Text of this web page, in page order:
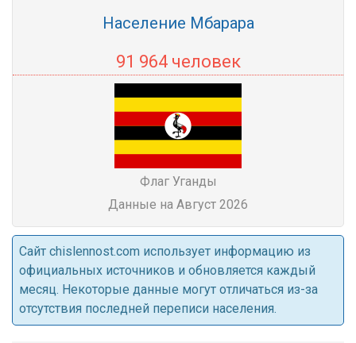
Население Мбарара
91 964 человек
Флаг Уганды
Данные на Август 2026
Cайт chislennost.com использует информацию из
официальных источников и обновляется каждый
месяц. Некоторые данные могут отличаться из-за
отсутствия последней переписи населения.